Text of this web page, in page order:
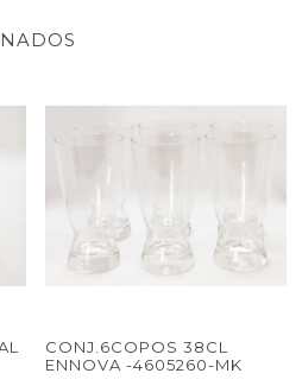
CONJ.6COPOS 38CL
ENNOVA -4605260-MK